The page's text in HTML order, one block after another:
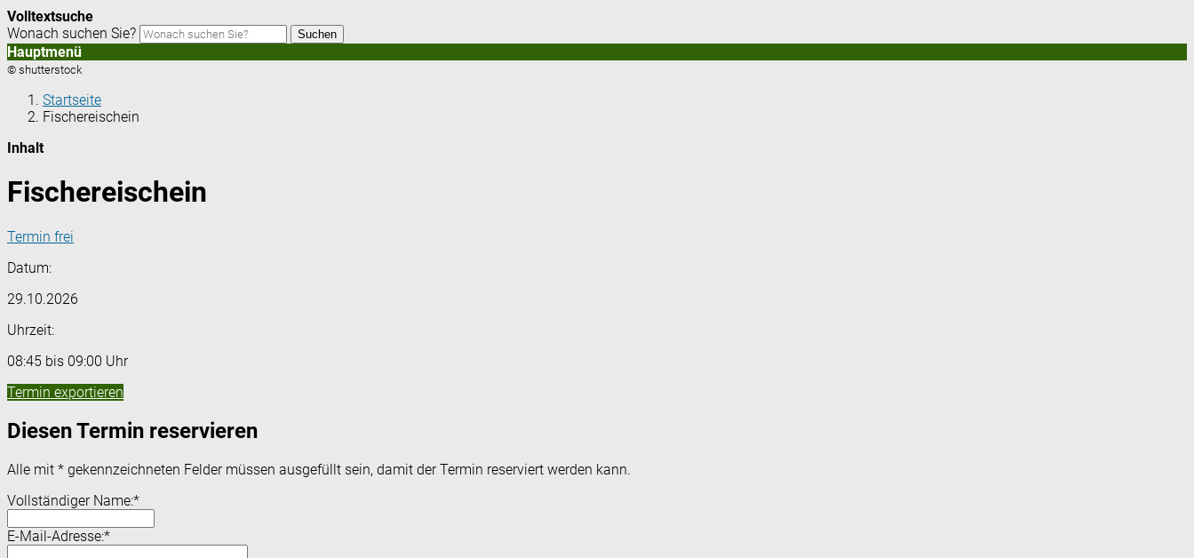
Volltextsuche
Wonach suchen Sie?
Suchen
Hauptmenü
© shutterstock
Startseite
Fischereischein
Inhalt
Fischereischein
Termin frei
Datum:
29.10.2026
Uhrzeit:
08:45 bis 09:00 Uhr
Termin exportieren
Diesen Termin reservieren
Alle mit * gekennzeichneten Felder müssen ausgefüllt sein, damit der Termin reserviert werden kann.
Vollständiger Name:*
E-Mail-Adresse:*